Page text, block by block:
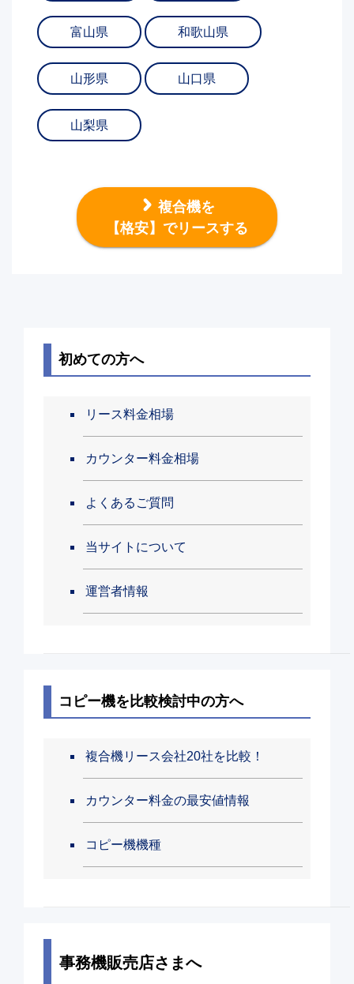
富山県 和歌山県
山形県 山口県
山梨県
複合機を
【格安】でリースする
初めての方へ
リース料金相場
カウンター料金相場
よくあるご質問
当サイトについて
運営者情報
コピー機を比較検討中の方へ
複合機リース会社20社を比較！
カウンター料金の最安値情報
コピー機機種
事務機販売店さまへ